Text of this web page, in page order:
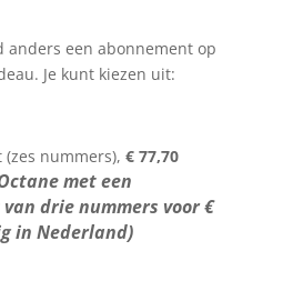
anders een abonnement op
Je kunt kiezen uit:
nummers), € 77,70
met een
drie nummers voor €
in Nederland)